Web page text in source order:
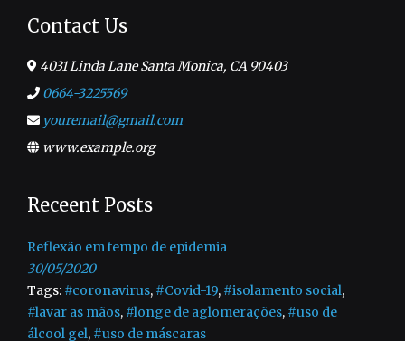
Contact Us
4031 Linda Lane Santa Monica, CA 90403
0664-3225569
youremail@gmail.com
www.example.org
Receent Posts
Reflexão em tempo de epidemia
30/05/2020
Tags: #coronavirus, #Covid-19, #isolamento social,
#lavar as mãos, #longe de aglomerações, #uso de
álcool gel, #uso de máscaras